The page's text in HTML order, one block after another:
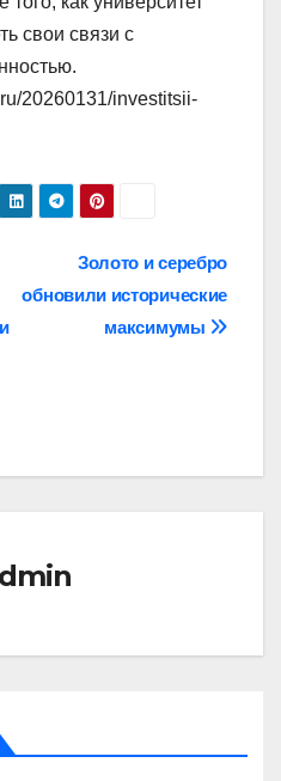
свои связи с
20260131/investitsii-
Золото и серебро
обновили исторические
максимумы